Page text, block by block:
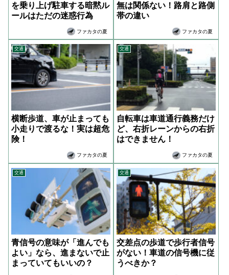
を乗り上げ駐車する暗黙ル
ールはただの迷惑行為
ファカタの夏
無は関係ない！路肩と路側
帯の違い
ファカタの夏
交通
横断歩道、車が止まっても
小走りで渡るな！実は超危
険！
ファカタの夏
交通
自転車は車道通行義務だけ
ど、右折レーンからの右折
はできません！
ファカタの夏
交通
青信号の意味が「進んでも
よい」なら、進まないで止
まっていてもいいの？
交通
交差点の歩道で歩行者信号
がない！車道の信号機に従
うべきか？